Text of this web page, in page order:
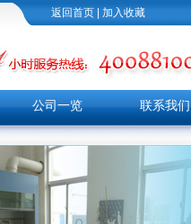
返回首页| 加入收藏
公司一览 联系我们